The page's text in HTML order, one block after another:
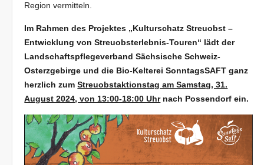
Region vermitteln.
Im Rahmen des Projektes „Kulturschatz Streuobst –
Entwicklung von Streuobsterlebnis-Touren“ lädt der
Landschaftspflegeverband Sächsische Schweiz-
Osterzgebirge und die Bio-Kelterei SonntagsSAFT ganz
herzlich zumStreuobstaktionstag am Samstag, 31.
August 2024, von 13:00-18:00 Uhrnach Possendorf ein.